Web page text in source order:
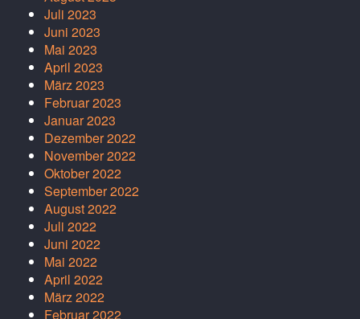
Juli 2023
Juni 2023
Mai 2023
April 2023
März 2023
Februar 2023
Januar 2023
Dezember 2022
November 2022
Oktober 2022
September 2022
August 2022
Juli 2022
Juni 2022
Mai 2022
April 2022
März 2022
Februar 2022